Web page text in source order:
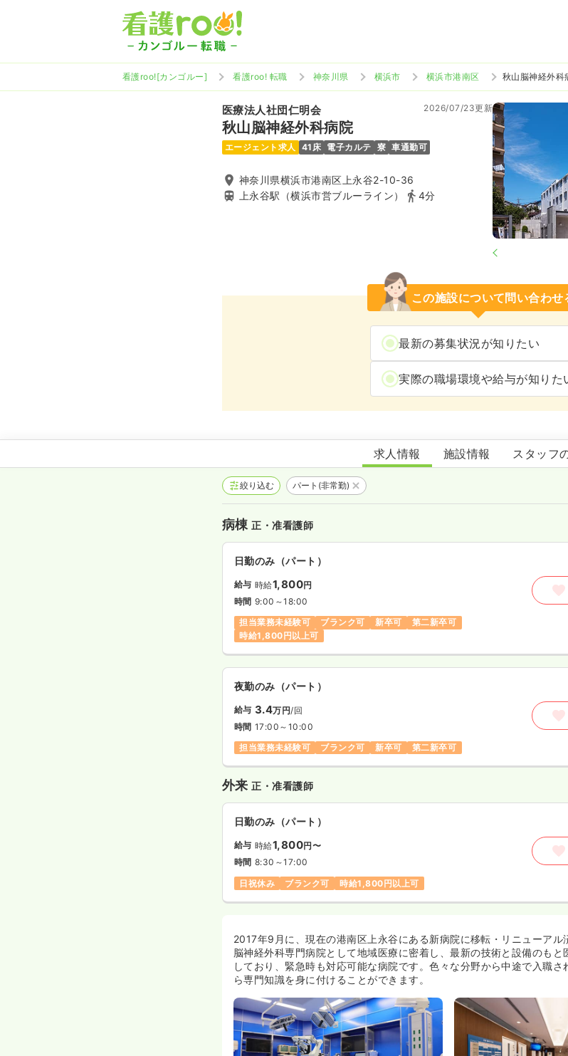
看護roo![カンゴルー] 看護roo! 転職 神奈川県 横浜市 横浜市港南区 秋山脳神経外科
医療法人社団仁明会
秋山脳神経外科病院
2026/07/23更新
エージェント求人 41床 電子カルテ 寮 車通勤可
神奈川県横浜市港南区上永谷2-10-36
上永谷駅（横浜市営ブルーライン）
4分
この施設について問い合わせ
最新の募集状況が知りたい
実際の職場環境や給与が知りた
秋山脳神経外科病院
求人情報 施設情報 スタッフ
絞り込む パート(非常勤)
病棟正・准看護師
日勤のみ（パート）
給与 時給1,800円
時間 9:00～18:00
担当業務未経験可
ブランク可 新卒可
第二新卒可
時給1,800円以上可
夜勤のみ（パート）
給与 3.4万円/回
時間 17:00～10:00
担当業務未経験可
ブランク可 新卒可 第二新卒可
外来正・准看護師
日勤のみ（パート）
給与 時給1,800円〜
時間 8:30～17:00
日祝休み
ブランク可 時給1,800円以上可
2017年9月に、現在の港南区上永谷にある新病院に移転・リニューアル
脳神経外科専門病院として地域医療に密着し、最新の技術と設備のも
しており、緊急時も対応可能な病院です。色々な分野から中途で入職
ら専門知識を身に付けることができます。